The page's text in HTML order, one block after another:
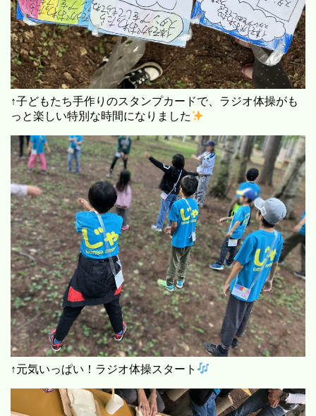
↑子どもたち手作りのスタンプカードで、ラジオ体操がも
っと楽しい特別な時間になりました
↑元気いっぱい！ラジオ体操スタート